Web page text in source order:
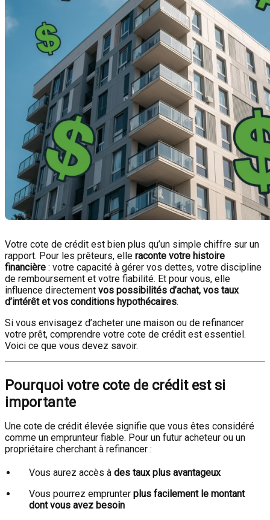
Votre cote de crédit est bien plus qu’un simple chiffre sur un
rapport. Pour les prêteurs, elle raconte votre histoire
financière : votre capacité à gérer vos dettes, votre discipline
de remboursement et votre fiabilité. Et pour vous, elle
influence directement vos possibilités d’achat, vos taux
d’intérêt et vos conditions hypothécaires.
Si vous envisagez d’acheter une maison ou de refinancer
votre prêt, comprendre votre cote de crédit est essentiel.
Voici ce que vous devez savoir.
Pourquoi votre cote de crédit est si
importante
Une cote de crédit élevée signifie que vous êtes considéré
comme un emprunteur fiable. Pour un futur acheteur ou un
propriétaire cherchant à refinancer :
Vous aurez accès à des taux plus avantageux
Vous pourrez emprunter plus facilement le montant
dont vous avez besoin